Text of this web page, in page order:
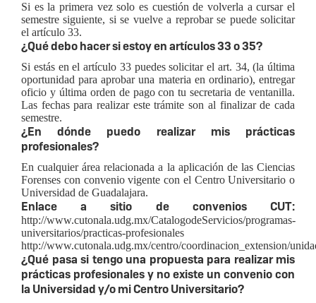
Si es la primera vez solo es cuestión de volverla a cursar el
semestre siguiente, si se vuelve a reprobar se puede solicitar
el artículo 33.
¿Qué debo hacer si estoy en artículos 33 o 35?
Si estás en el artículo 33 puedes solicitar el art. 34, (la última
oportunidad para aprobar una materia en ordinario), entregar
oficio y última orden de pago con tu secretaria de ventanilla.
Las fechas para realizar este trámite son al finalizar de cada
semestre.
¿En dónde puedo realizar mis prácticas
profesionales?
En cualquier área relacionada a la aplicación de las Ciencias
Forenses con convenio vigente con el Centro Universitario o
Universidad de Guadalajara.
Enlace a sitio de convenios CUT:
http://www.cutonala.udg.mx/CatalogodeServicios/programas-
universitarios/practicas-profesionales
http://www.cutonala.udg.mx/centro/coordinacion_extension/
¿Qué pasa si tengo una propuesta para realizar mis
prácticas profesionales y no existe un convenio con
la Universidad y/o mi Centro Universitario?